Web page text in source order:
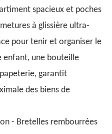
spacieux et poches
à glissière ultra-
pour tenir et organiser le
enfant, une bouteille
garantit
des biens de
- Bretelles rembourrées